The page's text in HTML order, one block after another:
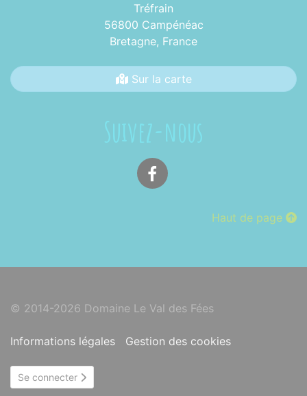
Tréfrain
56800 Campénéac
Bretagne, France
Sur la carte
Suivez-nous
Haut de page
© 2014-2026 Domaine Le Val des Fées
Informations légales Gestion des cookies
Se connecter